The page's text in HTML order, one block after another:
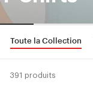
Toute la Collection
391 produits